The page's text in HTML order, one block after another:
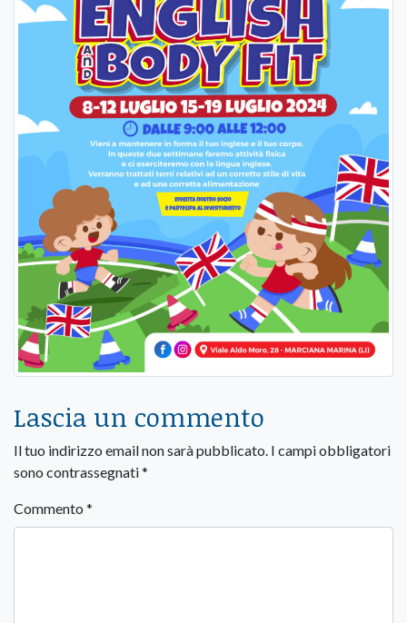
Lascia un commento
Il tuo indirizzo email non sarà pubblicato. I campi obbligatori
sono contrassegnati*
Commento *